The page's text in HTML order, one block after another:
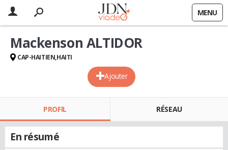
MENU
Ajouter
Mackenson ALTIDOR
CAP-HAITIEN,HAITI
PROFIL RÉSEAU
En résumé